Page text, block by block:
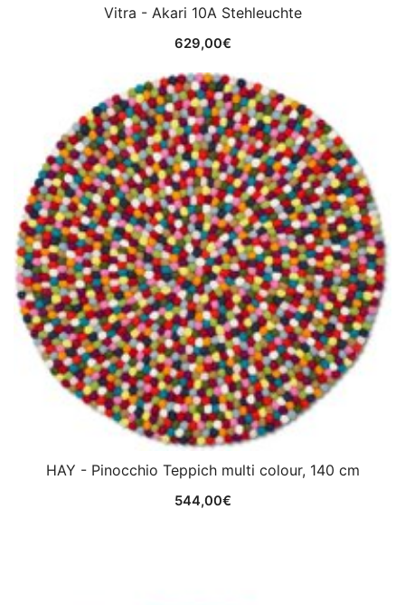
Vitra - Akari 10A Stehleuchte
629,00€
HAY - Pinocchio Teppich multi colour, 140 cm
544,00€